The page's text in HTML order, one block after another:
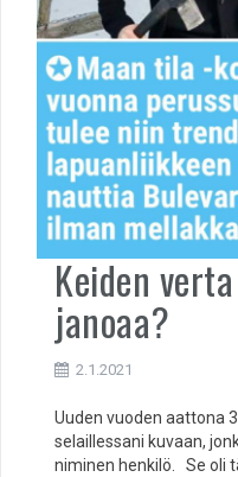
Keiden
janoaa?
2.1.2021
Uuden vuoden aattona
selaillessani kuvaan,
niminen henkilö. Se oli